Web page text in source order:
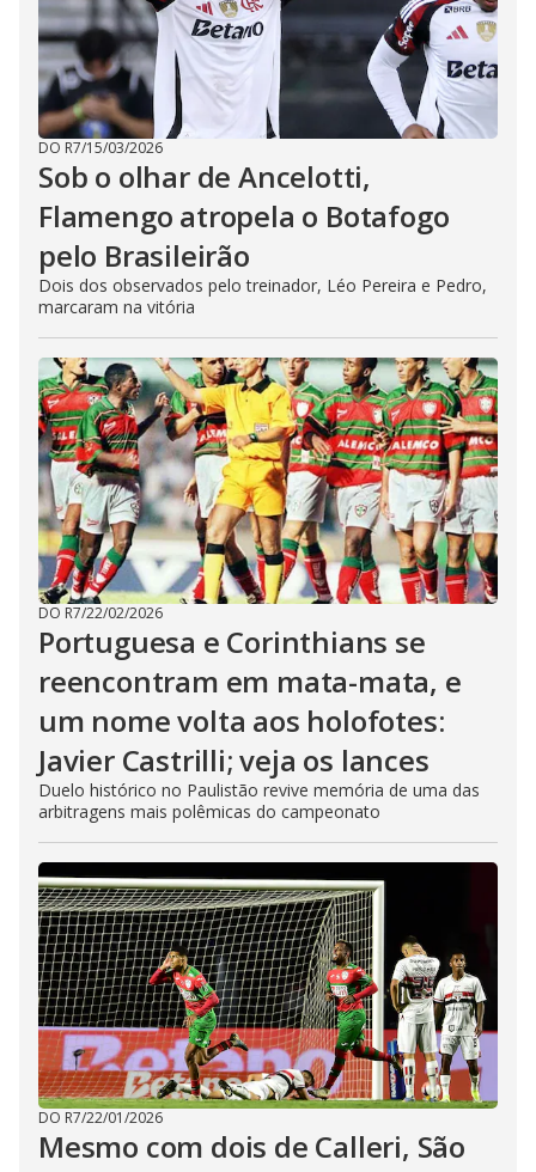
DO R7/15/03/2026
Sob o olhar de Ancelotti,
Flamengo atropela o Botafogo
pelo Brasileirão
Dois dos observados pelo treinador, Léo Pereira e Pedro,
marcaram na vitória
DO R7/22/02/2026
Portuguesa e Corinthians se
reencontram em mata-mata, e
um nome volta aos holofotes:
Javier Castrilli; veja os lances
Duelo histórico no Paulistão revive memória de uma das
arbitragens mais polêmicas do campeonato
DO R7/22/01/2026
Mesmo com dois de Calleri, São